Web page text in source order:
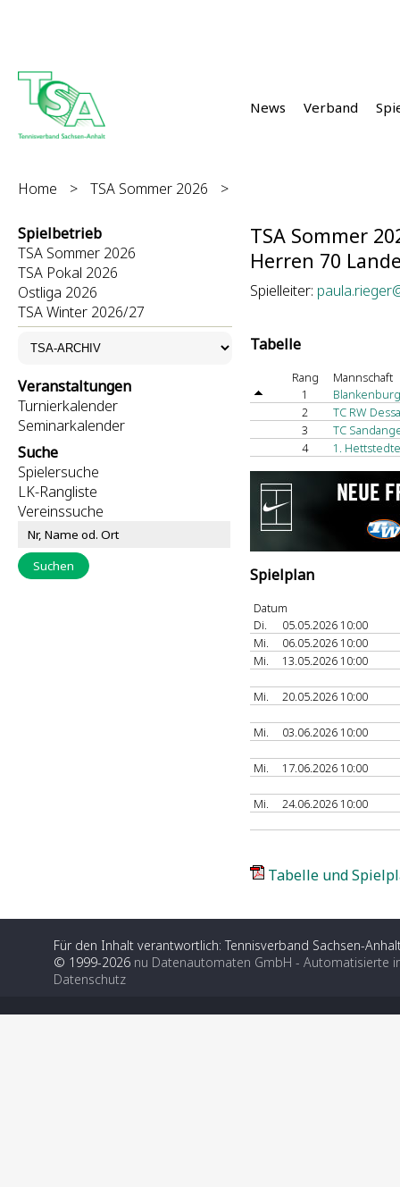
News Verband
Home > TSA Sommer 2026 >
Spielbetrieb
TSA Sommer 2026
TSA Pokal 2026
Ostliga 2026
TSA Winter 2026/27
Veranstaltungen
Turnierkalender
Seminarkalender
Suche
Spielersuche
LK-Rangliste
Vereinssuche
TSA Sommer
Herren 70
Spielleiter:
Tabelle
Rang
Mannschaft
1
2
TC RW
3
TC
4
1.
Spielplan
Datum
Di.
05.05.2026 10:00
Mi.
06.05.2026 10:00
Mi.
13.05.2026 10:00
Mi. 20.05.2026 10:00
Mi. 03.06.2026 10:00
Mi. 17.06.2026 10:00
Mi. 24.06.2026 10:00
Tabelle und
Für den Inhalt verantwortlich: Tennisverband Sachsen-
© 1999-2026 nu Datenautomaten GmbH - Automatisierte
Datenschutz